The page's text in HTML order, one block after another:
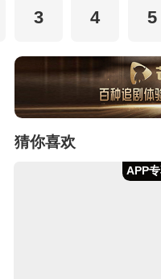
3 4 5
猜你喜欢
APP